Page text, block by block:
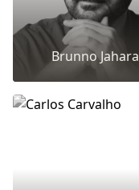
Brunno Jahara